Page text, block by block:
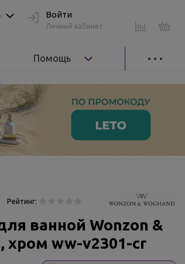
Войти
Личный кабинет
Помощь
Рейтинг:
ванной Wonzon &
хром ww-v2301-cr